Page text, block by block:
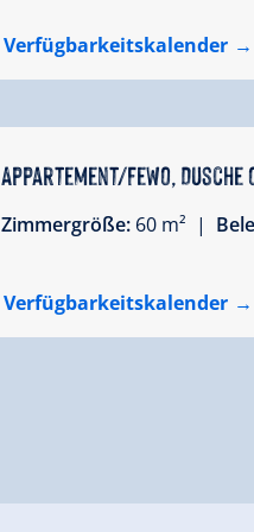
Verfügbarkeitskalender
Appartement/Fewo, Dusche
Zimmergröße: 60 m² |
Verfügbarkeitskalender